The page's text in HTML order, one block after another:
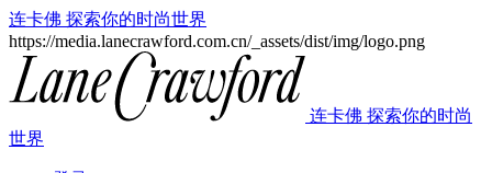
连卡佛 探索你的时尚世界
https://media.lanecrawford.com.cn/_assets/dist/img/logo.png
连卡佛 探索你的时尚
世界